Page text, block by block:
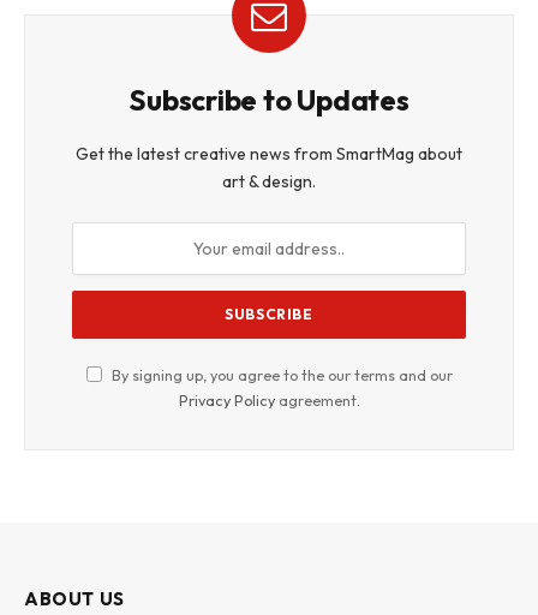
Subscribe to Updates
Get the latest creative news from SmartMag about
art & design.
By signing up, you agree to the our terms and our
Privacy Policyagreement.
ABOUT US